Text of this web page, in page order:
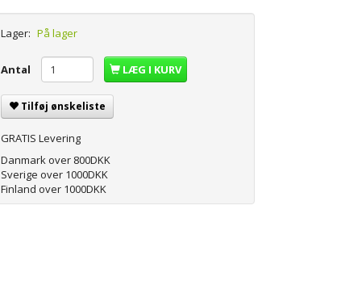
Lager: På lager
Antal LÆG I KURV
Tilføj ønskeliste
GRATIS Levering
Danmark over 800DKK
Sverige over 1000DKK
Finland over 1000DKK